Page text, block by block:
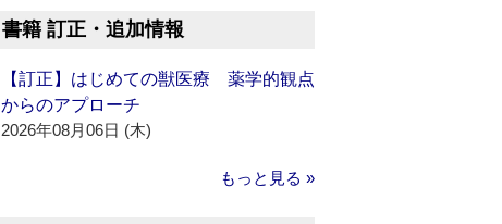
書籍 訂正・追加情報
【訂正】はじめての獣医療 薬学的観点
からのアプローチ
2026年08月06日 (木)
もっと見る »